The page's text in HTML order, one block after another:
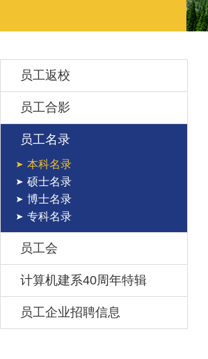
员工返校
员工合影
员工名录
本科名录
硕士名录
博士名录
专科名录
员工会
计算机建系40周年特辑
员工企业招聘信息